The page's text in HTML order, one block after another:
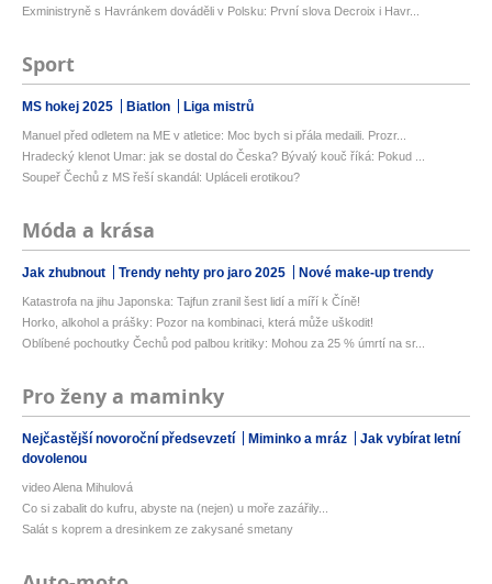
Exministryně s Havránkem dováděli v Polsku: První slova Decroix i Havr...
Sport
MS hokej 2025 Biatlon Liga mistrů
Manuel před odletem na ME v atletice: Moc bych si přála medaili. Prozr...
Hradecký klenot Umar: jak se dostal do Česka? Bývalý kouč říká: Pokud ...
Soupeř Čechů z MS řeší skandál: Upláceli erotikou?
Móda a krása
Jak zhubnout Trendy nehty pro jaro 2025 Nové make-up trendy
Katastrofa na jihu Japonska: Tajfun zranil šest lidí a míří k Číně!
Horko, alkohol a prášky: Pozor na kombinaci, která může uškodit!
Oblíbené pochoutky Čechů pod palbou kritiky: Mohou za 25 % úmrtí na sr...
Pro ženy a maminky
Nejčastější novoroční předsevzetí Miminko a mráz
Jak vybírat letní
dovolenou
video Alena Mihulová
Co si zabalit do kufru, abyste na (nejen) u moře zazářily...
Salát s koprem a dresinkem ze zakysané smetany